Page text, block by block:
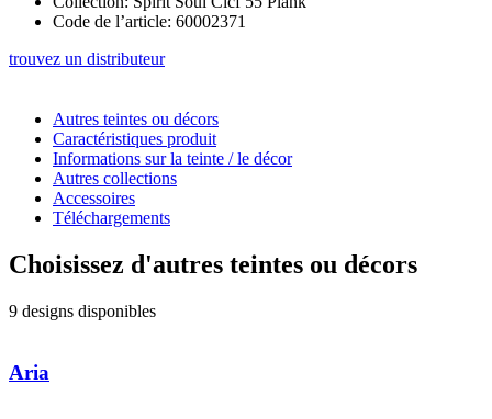
Code de l’article: 60002371
trouvez un distributeur
Autres teintes ou décors
Caractéristiques produit
Informations sur la teinte / le décor
Autres collections
Accessoires
Téléchargements
Choisissez d'autres teintes ou décors
9 designs disponibles
Aria